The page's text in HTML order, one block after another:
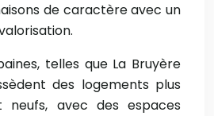
de caractère avec un
telles que La Bruyère
des logements plus
neufs, avec des espaces